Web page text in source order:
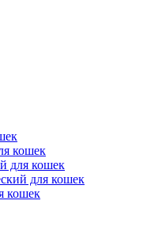
кошек
для кошек
для кошек
кошек